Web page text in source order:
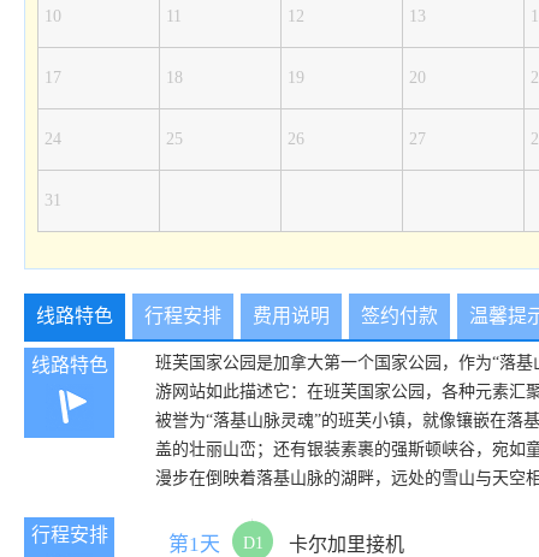
10 11 12 13
17 18 19 20
24 25 26 27
31
线路特色 行程安排 费用说明 签约付款 温馨提
线路特色
班芙国家公园是加拿大第一个国家公园，作为“落
游网站如此描述它：在班芙国家公园，各种元素汇
被誉为“落基山脉灵魂”的班芙小镇，就像镶嵌在落
盖的壮丽山峦；还有银装素裹的强斯顿峡谷，宛如
漫步在倒映着落基山脉的湖畔，远处的雪山与天空
行程安排 第1天 D1 卡尔加里接机